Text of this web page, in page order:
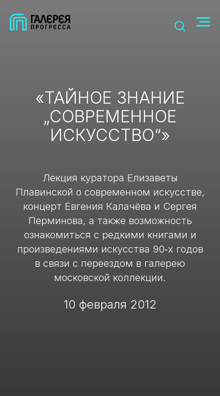
«ТАЙНОЕ ЗНАНИЕ
„СОВРЕМЕННОЕ
ИСКУССТВО“»
Лекция куратора Елизаветы
Плавинской о современном искусстве,
концерт Евгения Калачёва и Сергея
Перминова, а также возможность
ознакомиться с редкими книгами и
произведениями искусства 90‑х годов
в связи с переездом в галерею
московской коллекции.
10 февраля 2012